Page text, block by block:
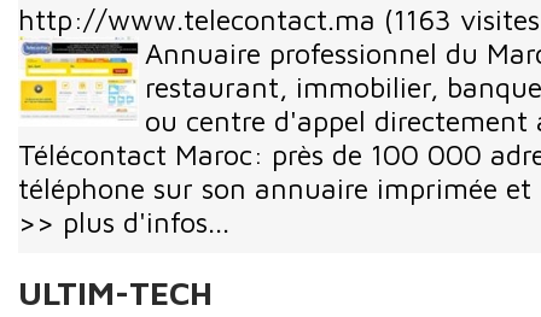
http://www.telecontact.ma (1163
Annuaire professionnel du
restaurant, immobilier,
ou centre d'appel directement
Télécontact Maroc: près de 100 000
téléphone sur son annuaire imprimée
>> plus d'infos...
ULTIM-TECH